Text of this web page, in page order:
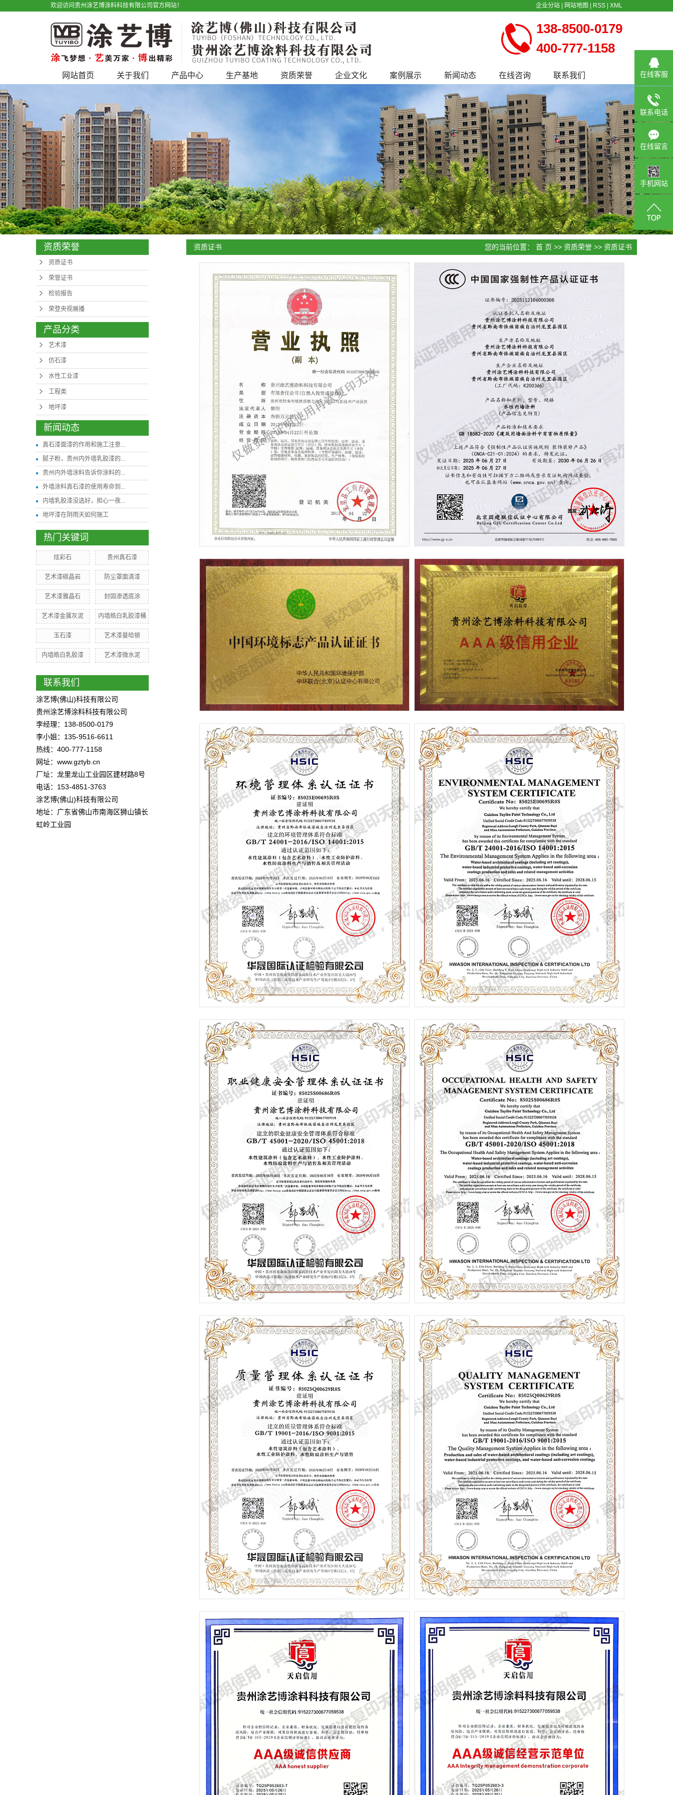
欢迎访问贵州涂艺博涂料科技有限公司官方网站！ 企业分站 网站地图 RSS XML
138-8500-0179
400-777-1158
网站首页 关于我们
宣传视频
户外广告
产品优势
产品中心
水性工业漆
工程类
地坪漆
生产基地 资质荣誉 企业文化 案例展示
工程案例
新闻动态
公司新闻
行业新闻
常见问题
在线咨询 联系我们
资质荣誉
资质证书
荣誉证书
检验报告
荣登央视展播
产品分类
艺术漆
仿石漆
水性工业漆
工程类
地坪漆
新闻动态
真石漆面漆的作用和施工注意...
腻子粉，贵州内外墙乳胶漆的...
贵州内外墙涂料告诉你涂料的...
外墙涂料真石漆的使用寿命到...
内墙乳胶漆没选好，担心一夜...
地坪漆在阴雨天如何施工
热门关键词
炫彩石 贵州真石漆
艺术漆碳晶岩 防尘罩面清漆
艺术漆雅晶石 封固渗透底涂
艺术漆金属灰泥 内墙皓白乳胶漆桶
玉石漆 艺术漆曼哈顿
内墙皓白乳胶漆 艺术漆微水泥
联系我们
涂艺博(佛山)科技有限公司
贵州涂艺博涂料科技有限公司
李经理：138-8500-0179
李小姐：135-9516-6611
热线：400-777-1158
网址：www.gztyb.cn
厂址：龙里龙山工业园区建材路8号
电话：153-4851-3763
涂艺博(佛山)科技有限公司
地址：广东省佛山市南海区狮山镇长
虹岭工业园
资质证书 您的当前位置： 首 页 >> 资质荣誉 >> 资质证书
在线客服
联系电话
在线留言
手机网站